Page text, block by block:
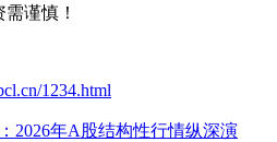
谨慎！
1234.html
2026年A股结构性行情纵深演